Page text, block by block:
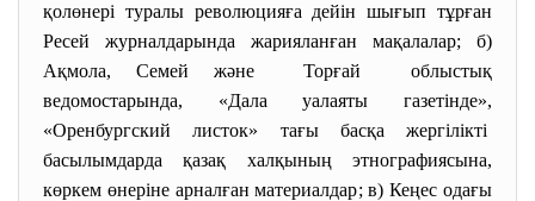
қолөнері туралы революцияға дейін шығып тұрған
Ресей журналдарында жарияланған мақалалар; б)
Ақмола, Семей және Торғай облыстық
ведомостарында, «Дала уалаяты газетінде»,
«Оренбургский листок» тағы басқа жергілікті
басылымдарда қазақ халқының этнографиясына,
көркем өнеріне арналған материалдар; в) Кеңес одағы